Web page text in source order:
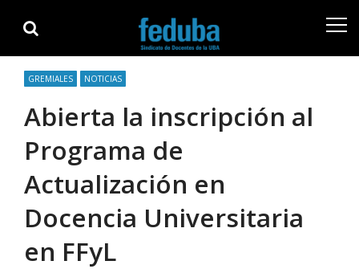
navigation
content
GREMIALES NOTICIAS
Abierta la inscripción al
Programa de
Actualización en
Docencia Universitaria
en FFyL